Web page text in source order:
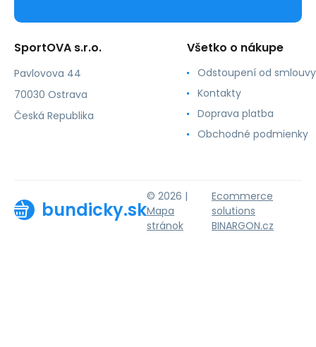
SportOVA s.r.o.
Pavlovova 44
70030 Ostrava
Česká Republika
Všetko o nákupe
Odstoupení od smlouvy
Kontakty
Doprava platba
Obchodné podmienky
bundicky.sk
© 2026 |
Mapa
stránok
Ecommerce
solutions
BINARGON.cz